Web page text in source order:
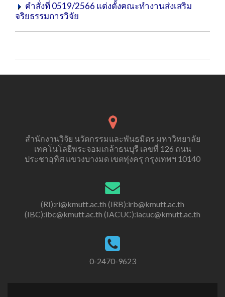
คำสั่งที่ 0519/2566 แต่งตั้งคณะทำงานส่งเสริม
จริยธรรมการวิจัย
สำนักงานวิจัย นวัตกรรมและพันธมิตร มหาวิทยาลัย
เทคโนโลยีพระจอมเกล้าธนบุรี เลขที่ 126 ถนน
ประชาอุทิศ แขวงบางมด เขตทุ่งครุ กรุงเทพฯ 10140
(RI):ri@kmutt.ac.th (IRB):irb@kmutt.ac.th
(IBC):ibc@kmutt.ac.th (IACUC):iacuc@kmutt.ac.th
0-2470-9623